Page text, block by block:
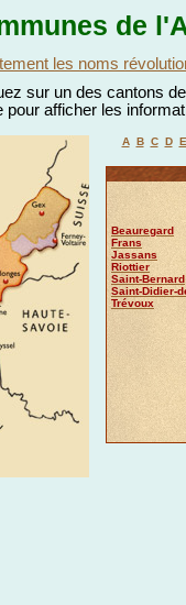
de
les noms
sur un des cantons
pour afficher les
A B C D E
Beauregard
Frans
Jassans
Riottier
Saint-Bernard
Saint-Didier-
Trévoux